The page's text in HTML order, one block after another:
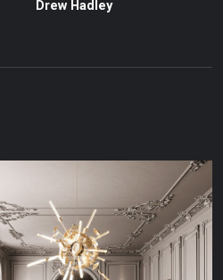
Drew Hadley